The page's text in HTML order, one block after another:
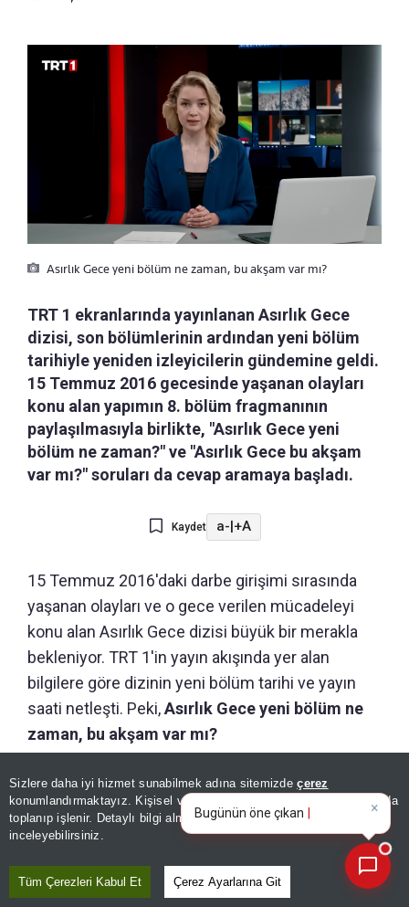
Sizlere daha iyi hizmet sunabilmek adına sitemizdeçerez
konumlandırmaktayız. Kişisel verileriniz, KVKK ve GDPR kapsamında
toplanıp işlenir. Detaylı bilgi almak içinAydınlatma Metnimizi
inceleyebilirsiniz.
Tüm Çerezleri Kabul Et Çerez Ayarlarına Git
Asırlık Gece yeni bölüm ne zaman, bu akşam var mı?
TRT 1 ekranlarında yayınlanan Asırlık Gece
dizisi, son bölümlerinin ardından yeni bölüm
tarihiyle yeniden izleyicilerin gündemine geldi.
15 Temmuz 2016 gecesinde yaşanan olayları
konu alan yapımın 8. bölüm fragmanının
paylaşılmasıyla birlikte, "Asırlık Gece yeni
bölüm ne zaman?" ve "Asırlık Gece bu akşam
var mı?" soruları da cevap aramaya başladı.
Kaydet a-|+A
15 Temmuz 2016'daki darbe girişimi sırasında
yaşanan olayları ve o gece verilen mücadeleyi
konu alan Asırlık Gece dizisi büyük bir merakla
bekleniyor. TRT 1'in yayın akışında yer alan
bilgilere göre dizinin yeni bölüm tarihi ve yayın
saati netleşti. Peki,Asırlık Gece yeni bölüm ne
zaman, bu akşam var mı?
×
Bugünün öne çıkan manşetleri
ve gelişmeleri neler?